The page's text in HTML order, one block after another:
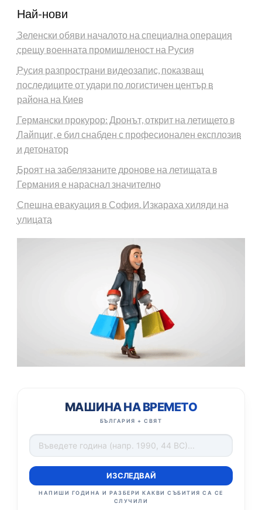
Най-нови
Зеленски обяви началото на специална операция
срещу военната промишленост на Русия
Русия разпространи видеозапис, показващ
последиците от удари по логистичен център в
района на Киев
Германски прокурор: Дронът, открит на летището в
Лайпциг, е бил снабден с професионален експлозив
и детонатор
Броят на забелязаните дронове на летищата в
Германия е нараснал значително
Спешна евакуация в София. Изкараха хиляди на
улицата
МАШИНА НА ВРЕМЕТО
БЪЛГАРИЯ + СВЯТ
ИЗСЛЕДВАЙ
НАПИШИ ГОДИНА И РАЗБЕРИ КАКВИ СЪБИТИЯ СА СЕ
СЛУЧИЛИ